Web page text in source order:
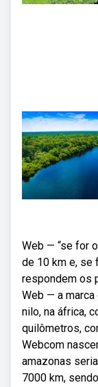
Web — “se for
de 10 km e, se
respondem os
Web — a
nilo, na áfrica,
quilômetros,
Webcom
amazonas
7000 km,